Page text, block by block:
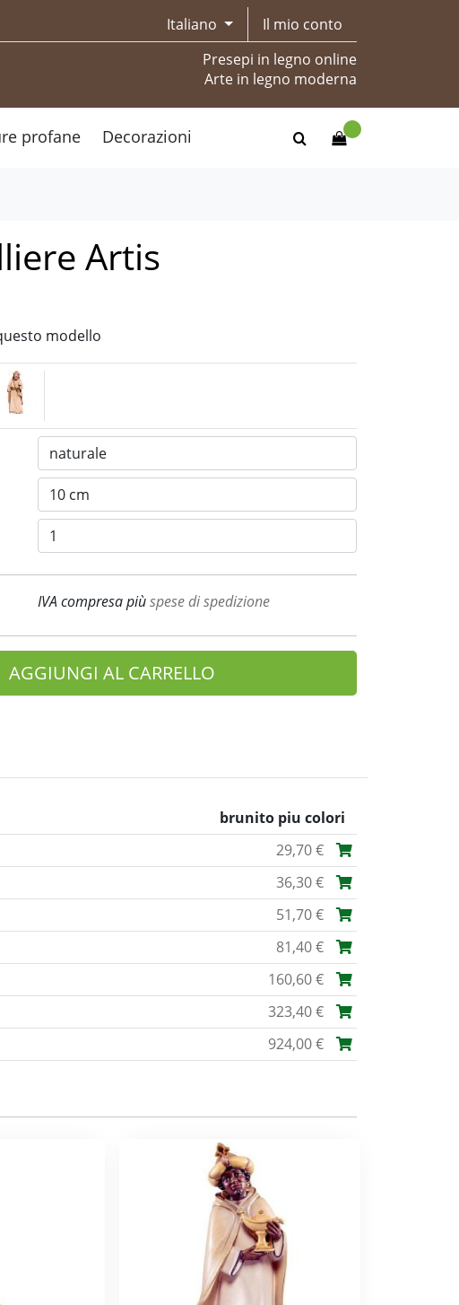
Italiano
Il mio conto
Presepi in legno online
Arte in legno moderna
profane Decorazioni
Artis
modello
IVA compresa piùspese di spedizione
AGGIUNGI AL CARRELLO
brunito piu colori
29,70 €
36,30 €
51,70 €
81,40 €
160,60 €
323,40 €
924,00 €